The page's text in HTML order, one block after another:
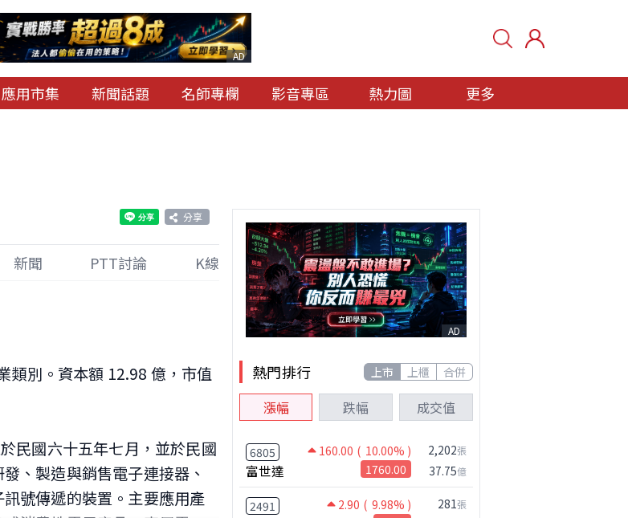
AD
應用市集 新聞話題 名師專欄 影音專區 熱力圖 更多
分享
新聞 PTT討論 K線
民國六十五年七月，並於民國
、製造與銷售電子連接器、
號傳遞的裝置。主要應用產
AD
熱門排行 上市 上櫃 合併
漲幅 跌幅 成交值
6805 160.00 ( 10.00% )
富世達 1760.00
2,202張
37.75億
2491 2.90 ( 9.98% ) 281張